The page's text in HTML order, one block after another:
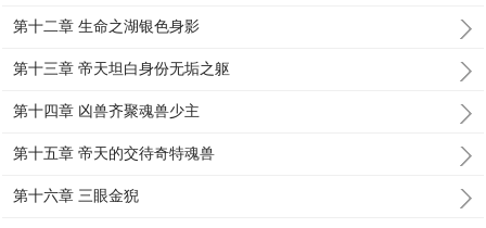
第十二章 生命之湖银色身影
第十三章 帝天坦白身份无垢之躯
第十四章 凶兽齐聚魂兽少主
第十五章 帝天的交待奇特魂兽
第十六章 三眼金猊